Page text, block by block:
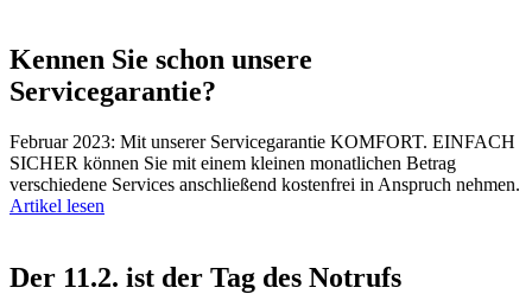
Kennen Sie schon unsere
Servicegarantie?
Februar 2023: Mit unserer Servicegarantie KOMFORT. EINFACH
SICHER können Sie mit einem kleinen monatlichen Betrag
verschiedene Services anschließend kostenfrei in Anspruch nehmen.
Artikel lesen
Der 11.2. ist der Tag des Notrufs